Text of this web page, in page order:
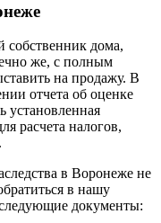
собственник дома,
же, с полным
на продажу. В
отчета об оценке
установленная
расчета налогов,
в Воронеже не
в нашу
документы: